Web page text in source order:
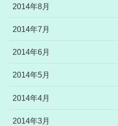
2014年8月
2014年7月
2014年6月
2014年5月
2014年4月
2014年3月